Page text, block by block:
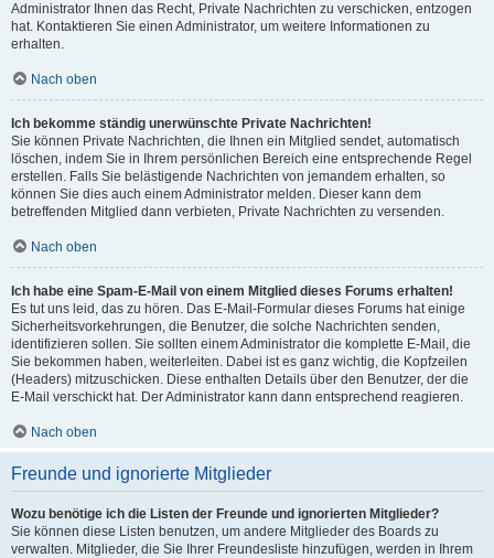
Administrator Ihnen das Recht, Private Nachrichten zu verschicken, entzogen
hat. Kontaktieren Sie einen Administrator, um weitere Informationen zu
erhalten.
Nach oben
Ich bekomme ständig unerwünschte Private Nachrichten!
Sie können Private Nachrichten, die Ihnen ein Mitglied sendet, automatisch
löschen, indem Sie in Ihrem persönlichen Bereich eine entsprechende Regel
erstellen. Falls Sie belästigende Nachrichten von jemandem erhalten, so
können Sie dies auch einem Administrator melden. Dieser kann dem
betreffenden Mitglied dann verbieten, Private Nachrichten zu versenden.
Nach oben
Ich habe eine Spam-E-Mail von einem Mitglied dieses Forums erhalten!
Es tut uns leid, das zu hören. Das E-Mail-Formular dieses Forums hat einige
Sicherheitsvorkehrungen, die Benutzer, die solche Nachrichten senden,
identifizieren sollen. Sie sollten einem Administrator die komplette E-Mail, die
Sie bekommen haben, weiterleiten. Dabei ist es ganz wichtig, die Kopfzeilen
(Headers) mitzuschicken. Diese enthalten Details über den Benutzer, der die
E-Mail verschickt hat. Der Administrator kann dann entsprechend reagieren.
Nach oben
Freunde und ignorierte Mitglieder
Wozu benötige ich die Listen der Freunde und ignorierten Mitglieder?
Sie können diese Listen benutzen, um andere Mitglieder des Boards zu
verwalten. Mitglieder, die Sie Ihrer Freundesliste hinzufügen, werden in Ihrem